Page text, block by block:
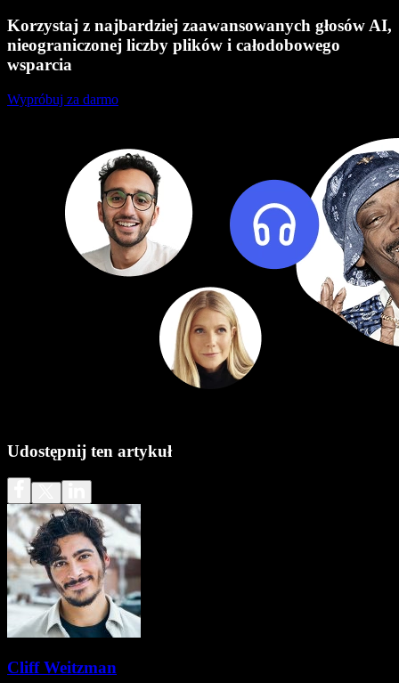
Korzystaj z najbardziej zaawansowanych głosów AI,
nieograniczonej liczby plików i całodobowego
wsparcia
Wypróbuj za darmo
Udostępnij ten artykuł
Cliff Weitzman